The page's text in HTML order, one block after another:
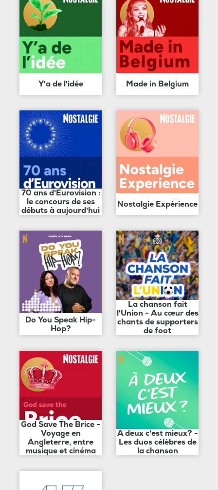
Y'a de l'idée Made in Belgium
70 ans d'Eurovision :
le concours de ses
débuts à aujourd'hui
Nostalgie Expérience
Do You Speak Hip-
Hop?
La chanson fait
l'Union - Au cœur des
chants de supporters
de foot
God Save The Brice -
Voyage en
Angleterre, entre
musique et cinéma
A deux c'est mieux? -
Les duos célèbres de
la chanson